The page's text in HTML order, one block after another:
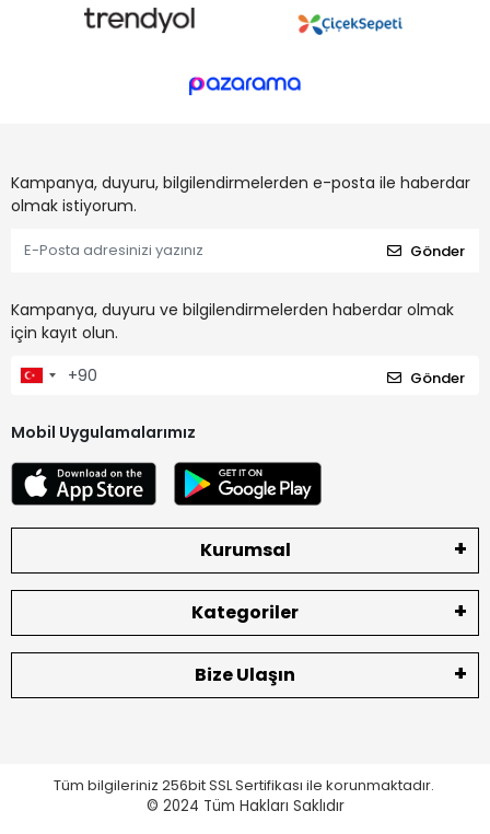
Kampanya, duyuru, bilgilendirmelerden e-posta ile haberdar
olmak istiyorum.
Gönder
Kampanya, duyuru ve bilgilendirmelerden haberdar olmak
için kayıt olun.
Gönder
Mobil Uygulamalarımız
Kurumsal
Kategoriler
Bize Ulaşın
Tüm bilgileriniz 256bit SSL Sertifikası ile korunmaktadır.
© 2024 Tüm Hakları Saklıdır